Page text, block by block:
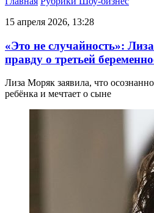
15 апреля 2026, 13:28
«Это не случайность»:
правду о третьей
Лиза Моряк заявила, что
ребёнка и мечтает о сыне